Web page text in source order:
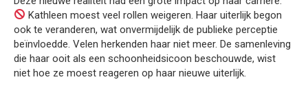
Kathleen moest veel rollen weigeren. Haar uiterlijk begon
ook te veranderen, wat onvermijdelijk de publieke perceptie
beïnvloedde. Velen herkenden haar niet meer. De samenleving
die haar ooit als een schoonheidsicoon beschouwde, wist
niet hoe ze moest reageren op haar nieuwe uiterlijk.